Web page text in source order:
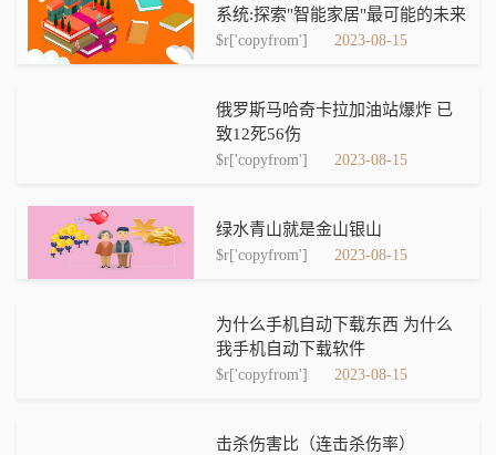
系统:探索"智能家居"最可能的未来
$r['copyfrom'] 2023-08-15
俄罗斯马哈奇卡拉加油站爆炸 已
致12死56伤
$r['copyfrom'] 2023-08-15
绿水青山就是金山银山
$r['copyfrom'] 2023-08-15
为什么手机自动下载东西 为什么
我手机自动下载软件
$r['copyfrom'] 2023-08-15
击杀伤害比（连击杀伤率）